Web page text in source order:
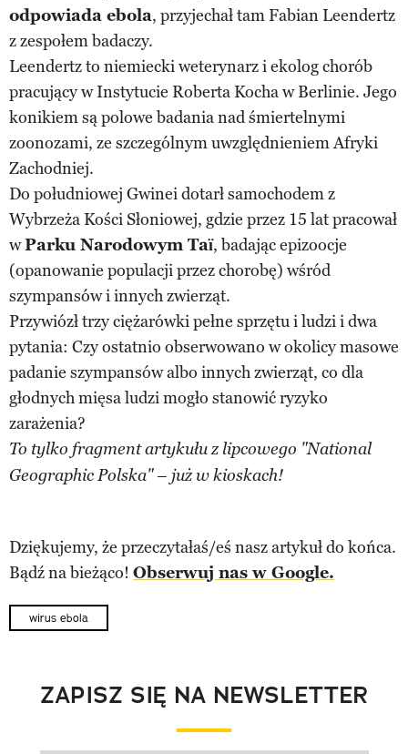
odpowiada ebola, przyjechał tam Fabian Leendertz
z zespołem badaczy.
Leendertz to niemiecki weterynarz i ekolog chorób
pracujący w Instytucie Roberta Kocha w Berlinie. Jego
konikiem są polowe badania nad śmiertelnymi
zoonozami, ze szczególnym uwzględnieniem Afryki
Zachodniej.
Do południowej Gwinei dotarł samochodem z
Wybrzeża Kości Słoniowej, gdzie przez 15 lat pracował
wParku Narodowym Taï, badając epizoocje
(opanowanie populacji przez chorobę) wśród
szympansów i innych zwierząt.
Przywiózł trzy ciężarówki pełne sprzętu i ludzi i dwa
pytania: Czy ostatnio obserwowano w okolicy masowe
padanie szympansów albo innych zwierząt, co dla
głodnych mięsa ludzi mogło stanowić ryzyko
zarażenia?
To tylko fragment artykułu z lipcowego "National
Geographic Polska" – już w kioskach!
Dziękujemy, że przeczytałaś/eś nasz artykuł do końca.
Bądź na bieżąco! Obserwuj nas w Google.
wirus ebola
ZAPISZ SIĘ NA NEWSLETTER